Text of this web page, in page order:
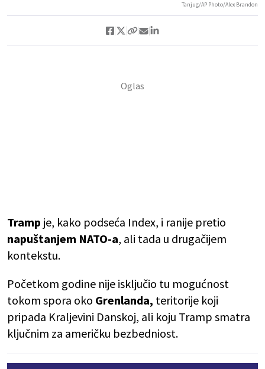
Tanjug/AP Photo/Alex Brandon
Tramp je, kako podseća Index, i ranije pretio
napuštanjem NATO-a, ali tada u drugačijem
kontekstu.
Početkom godine nije isključio tu mogućnost
tokom spora oko Grenlanda, teritorije koji
pripada Kraljevini Danskoj, ali koju Tramp smatra
ključnim za američku bezbedniost.